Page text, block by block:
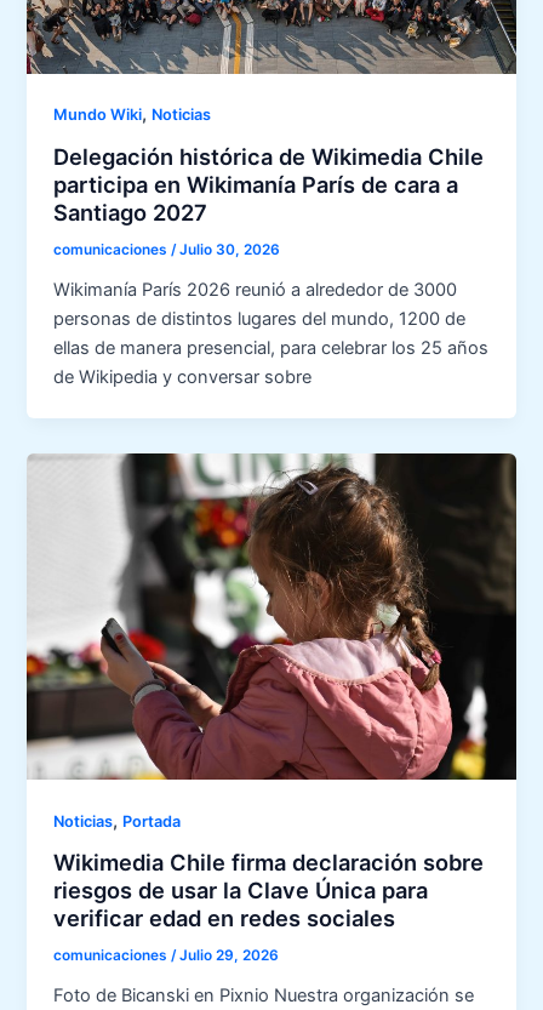
Mundo Wiki, Noticias
Delegación histórica de Wikimedia Chile
participa en Wikimanía París de cara a
Santiago 2027
comunicaciones/Julio 30, 2026
Wikimanía París 2026 reunió a alrededor de 3000
personas de distintos lugares del mundo, 1200 de
ellas de manera presencial, para celebrar los 25 años
de Wikipedia y conversar sobre
Noticias, Portada
Wikimedia Chile firma declaración sobre
riesgos de usar la Clave Única para
verificar edad en redes sociales
comunicaciones/Julio 29, 2026
Foto de Bicanski en Pixnio Nuestra organización se